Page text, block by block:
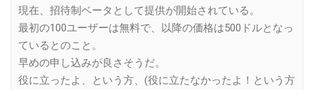
現在、招待制ベータとして提供が開始されている。
最初の100ユーザーは無料で、以降の価格は500ドルとなっ
ているとのこと。
早めの申し込みが良さそうだ。
役に立ったよ、という方、(役に立たなかったよ！という方